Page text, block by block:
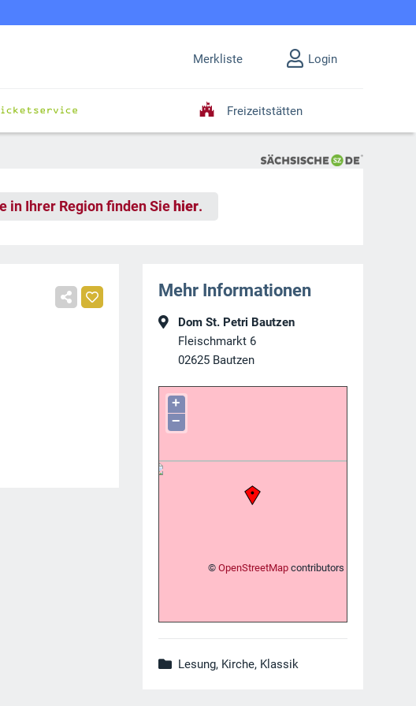
Merkliste Login
Freizeitstätten
in Ihrer Region finden Sie hier.
Mehr Informationen
Dom St. Petri Bautzen
Fleischmarkt 6
02625 Bautzen
+
−
© OpenStreetMapcontributors
Lesung, Kirche, Klassik